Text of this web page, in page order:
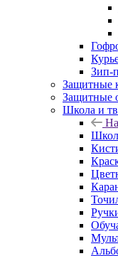
Зип-
Защитные
Защитные
Школа и